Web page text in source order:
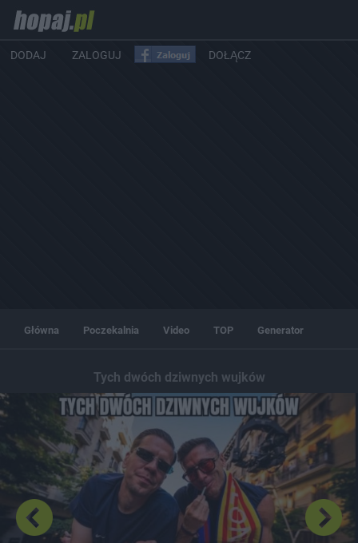
DODAJ ZALOGUJ DOŁĄCZ
Główna Poczekalnia Video TOP Generator
Tych dwóch dziwnych wujków